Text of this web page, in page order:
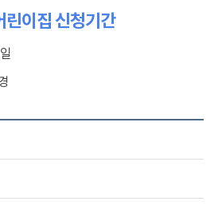
린이집 신청기간